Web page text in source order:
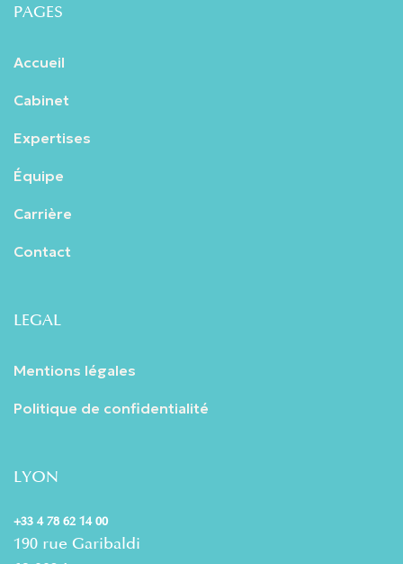
PAGES
Accueil
Cabinet
Expertises
Équipe
Carrière
Contact
LEGAL
Mentions légales
Politique de confidentialité
LYON
+33 4 78 62 14 00
190 rue Garibaldi